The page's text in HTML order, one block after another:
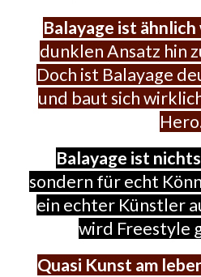
Balayage ist ähnlich
dunklen Ansatz hin
Doch ist Balayage
und baut sich
Balayage ist
sondern für echt
ein echter Künstler
wird Freestyle
Quasi Kunst am